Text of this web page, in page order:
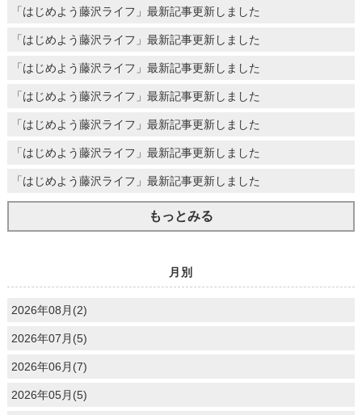
「はじめよう藤沢ライフ」最新記事更新しました
「はじめよう藤沢ライフ」最新記事更新しました
「はじめよう藤沢ライフ」最新記事更新しました
「はじめよう藤沢ライフ」最新記事更新しました
「はじめよう藤沢ライフ」最新記事更新しました
「はじめよう藤沢ライフ」最新記事更新しました
「はじめよう藤沢ライフ」最新記事更新しました
もっとみる
月別
2026年08月(2)
2026年07月(5)
2026年06月(7)
2026年05月(5)